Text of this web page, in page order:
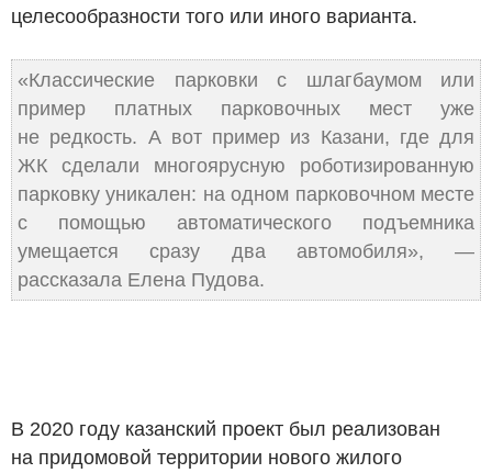
целесообразности того или иного варианта.
«Классические парковки с шлагбаумом или
пример платных парковочных мест уже
не редкость. А вот пример из Казани, где для
ЖК сделали многоярусную роботизированную
парковку уникален: на одном парковочном месте
с помощью автоматического подъемника
умещается сразу два автомобиля», —
рассказала Елена Пудова.
В 2020 году казанский проект был реализован
на придомовой территории нового жилого